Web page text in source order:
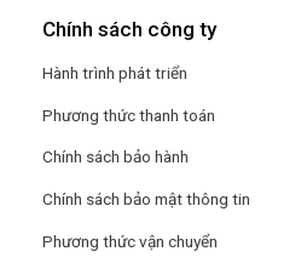
Chính sách công ty
Hành trình phát triển
Phương thức thanh toán
Chính sách bảo hành
Chính sách bảo mật thông tin
Phương thức vận chuyển